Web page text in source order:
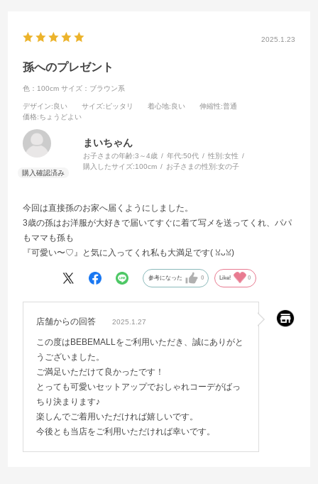
2025.1.23
孫へのプレゼント
色：100cm サイズ：ブラウン系
デザイン:良い サイズ:ピッタリ 着心地:良い 伸縮性:普通
価格:ちょうどよい
まいちゃん
お子さまの年齢:3～4歳 年代:50代 性別:女性
購入したサイズ:100cm お子さまの性別:女の子
今回は直接孫のお家へ届くようにしました。
3歳の孫はお洋服が大好きで届いてすぐに着て写メを送ってくれ、パパ
もママも孫も
『可愛い〜♡』と気に入ってくれ私も大満足です(⁠ ⁠ꈍ⁠ᴗ⁠ꈍ⁠)
参考になった 0 Like! 0
店舗からの回答 2025.1.27
この度はBEBEMALLをご利用いただき、誠にありがと
うございました。
ご満足いただけて良かったです！
とっても可愛いセットアップでおしゃれコーデがばっ
ちり決まります♪
楽しんでご着用いただければ嬉しいです。
今後とも当店をご利用いただければ幸いです。